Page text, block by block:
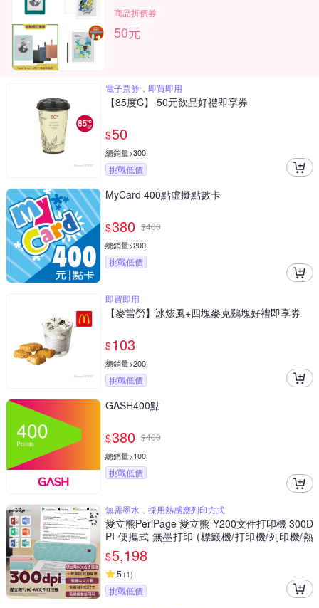
商品折價券
50元
電子票券，即買即用
【85度C】 50元飲品好禮即享券
$50
總銷量>300
挑戰低價
MyCard 400點虛擬點數卡
$380 $400
總銷量>200
挑戰低價
即買即用
【麥當勞】冰炫風+四塊麥克鷄塊好禮即享券
$103
總銷量>200
挑戰低價
GASH400點
$380 $400
總銷量>100
挑戰低價
無需墨水，採用熱感應列印方式
愛立熊PeriPage 愛立熊 Y200文件打印機 300D
PI 便攜式 無墨打印 (標籤機/打印機/列印機/熱
感機/熱感應/A4列印/印表機)
$5,198
5 (1)
挑戰低價